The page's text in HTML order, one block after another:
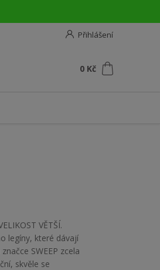
Přihlášení
0 Kč
VĚTŠÍ.
legíny, které dávají
SWEEP zcela
skvěle se